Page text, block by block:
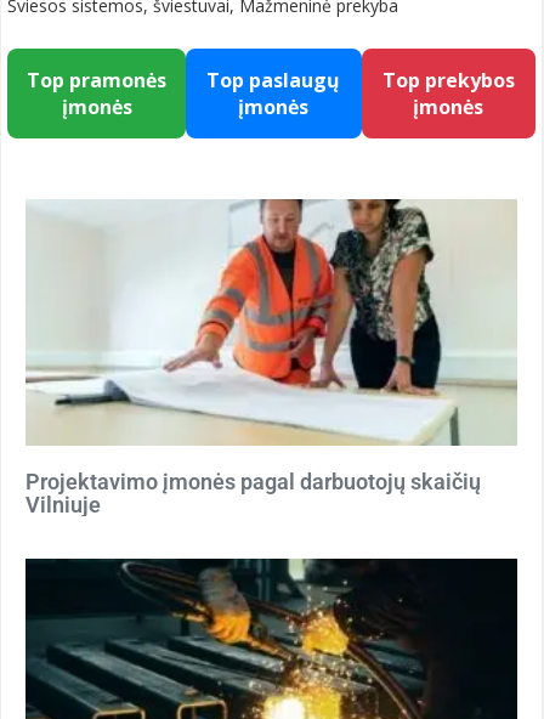
Šviesos sistemos, šviestuvai, Mažmeninė prekyba
Top pramonės
įmonės
Top paslaugų
įmonės
Top prekybos
įmonės
Projektavimo įmonės pagal darbuotojų skaičių
Vilniuje